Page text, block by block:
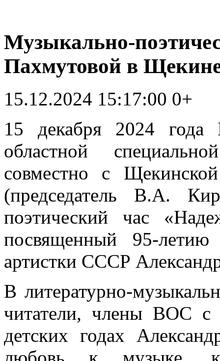
Музыкально-
Пахмутовой в
15.12.2024 15:17:00 0+
15 декабря 2024 года
областной
совместно с
(председатель В.А.
поэтический час
посвященный 95-
артистки СССР
В литературно-
читатели, члены ВОС с
детских годах